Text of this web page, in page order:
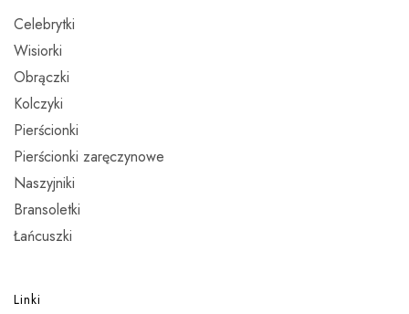
Celebrytki
Wisiorki
Obrączki
Kolczyki
Pierścionki
Pierścionki zaręczynowe
Naszyjniki
Bransoletki
Łańcuszki
Linki